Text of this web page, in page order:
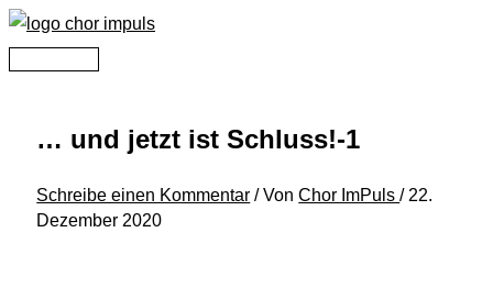
Zum
Inhalt
Hauptmenü
… und jetzt ist Schluss!-1
Schreibe einen Kommentar / VonChor ImPuls/ 22.
Dezember 2020